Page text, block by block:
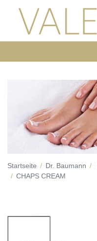
Startseite Dr. Baumann
CHAPS CREAM